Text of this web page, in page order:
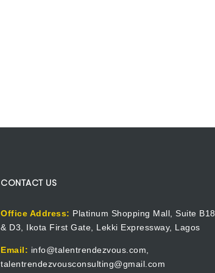
CONTACT US
Office Address: Platinum Shopping Mall, Suite B18
& D3, Ikota First Gate, Lekki Expressway, Lagos
Email: info@talentrendezvous.com,
talentrendezvousconsulting@gmail.com